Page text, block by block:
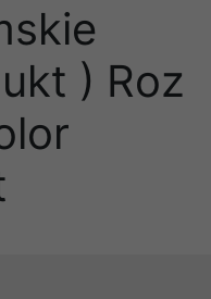
) Roz